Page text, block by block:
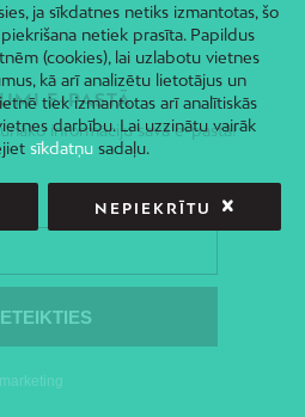
E-PASTĀ
informāciju savā e-pastā!
ja sīkdatnes netiks izmantotas, šo
netiek prasīta. Papildus
(cookies), lai uzlabotu vietnes
kā arī analizētu lietotājus un
tiek izmantotas arī analītiskās
darbību. Lai uzzinātu vairāk
sīkdatņusadaļu.
NEPIEKRĪTU